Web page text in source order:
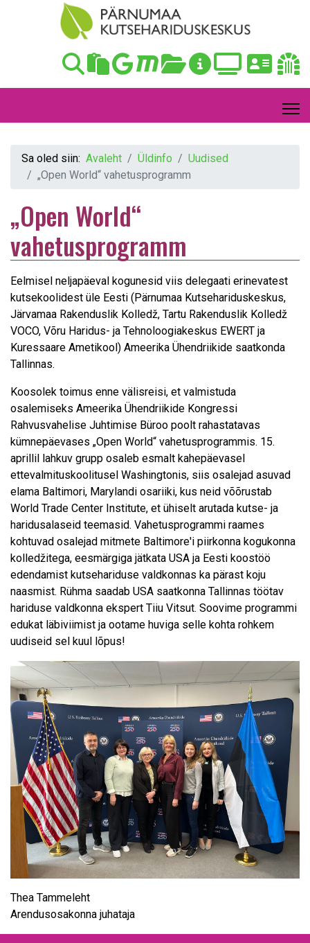
Sa oled siin: Avaleht Üldinfo
Uudised
„Open World“ vahetusprogramm
„Open World“
vahetusprogramm
Eelmisel neljapäeval kogunesid viis delegaati erinevatest
kutsekoolidest üle Eesti (Pärnumaa Kutsehariduskeskus,
Järvamaa Rakenduslik Kolledž, Tartu Rakenduslik Kolledž
VOCO, Võru Haridus- ja Tehnoloogiakeskus EWERT ja
Kuressaare Ametikool) Ameerika Ühendriikide saatkonda
Tallinnas.
Koosolek toimus enne välisreisi, et valmistuda
osalemiseks Ameerika Ühendriikide Kongressi
Rahvusvahelise Juhtimise Büroo poolt rahastatavas
kümnepäevases „Open World“ vahetusprogrammis. 15.
aprillil lahkuv grupp osaleb esmalt kahepäevasel
ettevalmituskoolitusel Washingtonis, siis osalejad asuvad
elama Baltimori, Marylandi osariiki, kus neid võõrustab
World Trade Center Institute, et ühiselt arutada kutse- ja
haridusalaseid teemasid. Vahetusprogrammi raames
kohtuvad osalejad mitmete Baltimore'i piirkonna kogukonna
kolledžitega, eesmärgiga jätkata USA ja Eesti koostöö
edendamist kutsehariduse valdkonnas ka pärast koju
naasmist. Rühma saadab USA saatkonna Tallinnas töötav
hariduse valdkonna ekspert Tiiu Vitsut. Soovime programmi
edukat läbiviimist ja ootame huviga selle kohta rohkem
uudiseid sel kuul lõpus!
Thea Tammeleht
Arendusosakonna juhataja